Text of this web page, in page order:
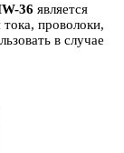
36 является
проволоки,
в случае